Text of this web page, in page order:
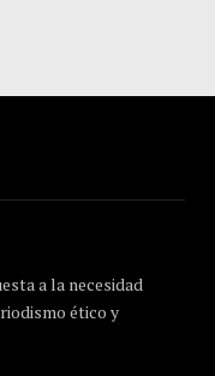
a la necesidad
ético y